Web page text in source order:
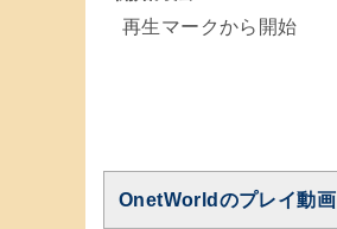
再生マークから開始
OnetWorldのプレイ動画